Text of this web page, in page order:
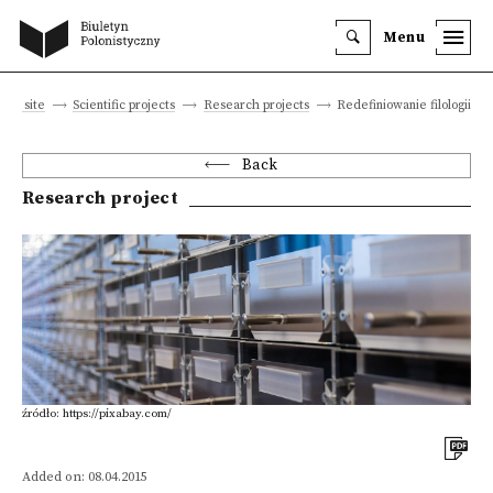
Menu
site Scientific projects Research projects Redefiniowanie filologii
Back
Research project
źródło: https://pixabay.com/
Added on: 08.04.2015